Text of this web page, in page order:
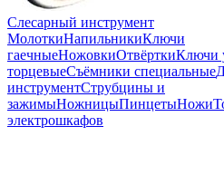
Слесарный инструмент
МолоткиНапильникиКлючи
гаечныеНожовкиОтвёрткиКлючи
торцевыеСъёмники специальные
инструментСтрубцины и
зажимыНожницыПинцетыНожи
электрошкафов